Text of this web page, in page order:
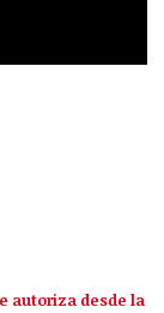
autoriza desde la